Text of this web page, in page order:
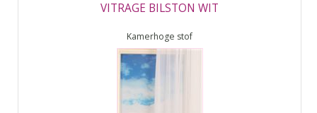
VITRAGE BILSTON WIT
Kamerhoge stof